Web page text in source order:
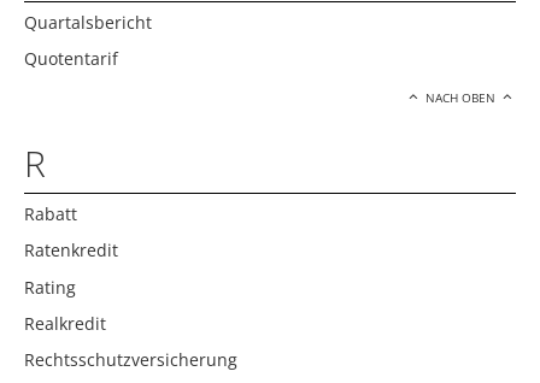
Quartalsbericht
Quotentarif
NACH OBEN
R
Rabatt
Ratenkredit
Rating
Realkredit
Rechtsschutzversicherung